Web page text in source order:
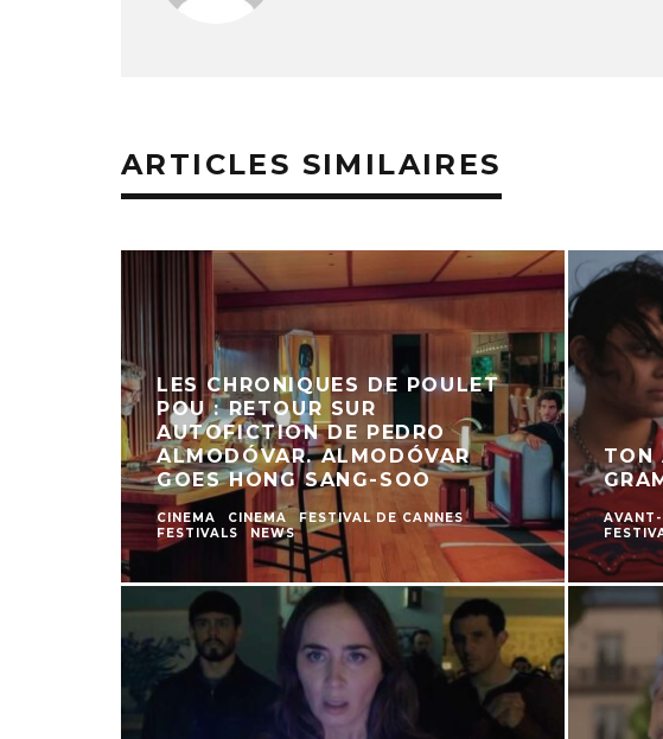
ARTICLES SIMILAIRES
LES CHRONIQUES DE POULET
POU : RETOUR SUR
AUTOFICTION DE PEDRO
ALMODÓVAR. ALMODÓVAR
GOES HONG SANG-SOO
CINEMA CINEMA
FESTIVAL DE CANNES
FESTIVALS
NEWS
TON
AVANT-